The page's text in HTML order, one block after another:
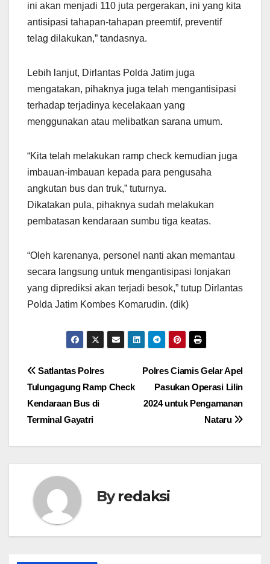
ini akan menjadi 110 juta pergerakan, ini yang kita
antisipasi tahapan-tahapan preemtif, preventif
telag dilakukan,” tandasnya.
Lebih lanjut, Dirlantas Polda Jatim juga
mengatakan, pihaknya juga telah mengantisipasi
terhadap terjadinya kecelakaan yang
menggunakan atau melibatkan sarana umum.
“Kita telah melakukan ramp check kemudian juga
imbauan-imbauan kepada para pengusaha
angkutan bus dan truk,” tuturnya.
Dikatakan pula, pihaknya sudah melakukan
pembatasan kendaraan sumbu tiga keatas.
“Oleh karenanya, personel nanti akan memantau
secara langsung untuk mengantisipasi lonjakan
yang diprediksi akan terjadi besok,” tutup Dirlantas
Polda Jatim Kombes Komarudin. (dik)
Navigasi
pos
Polres Ciamis Gelar Apel
Pasukan Operasi Lilin
2024 untuk Pengamanan
Nataru
Satlantas Polres
Tulungagung Ramp Check
Kendaraan Bus di
Terminal Gayatri
Byredaksi